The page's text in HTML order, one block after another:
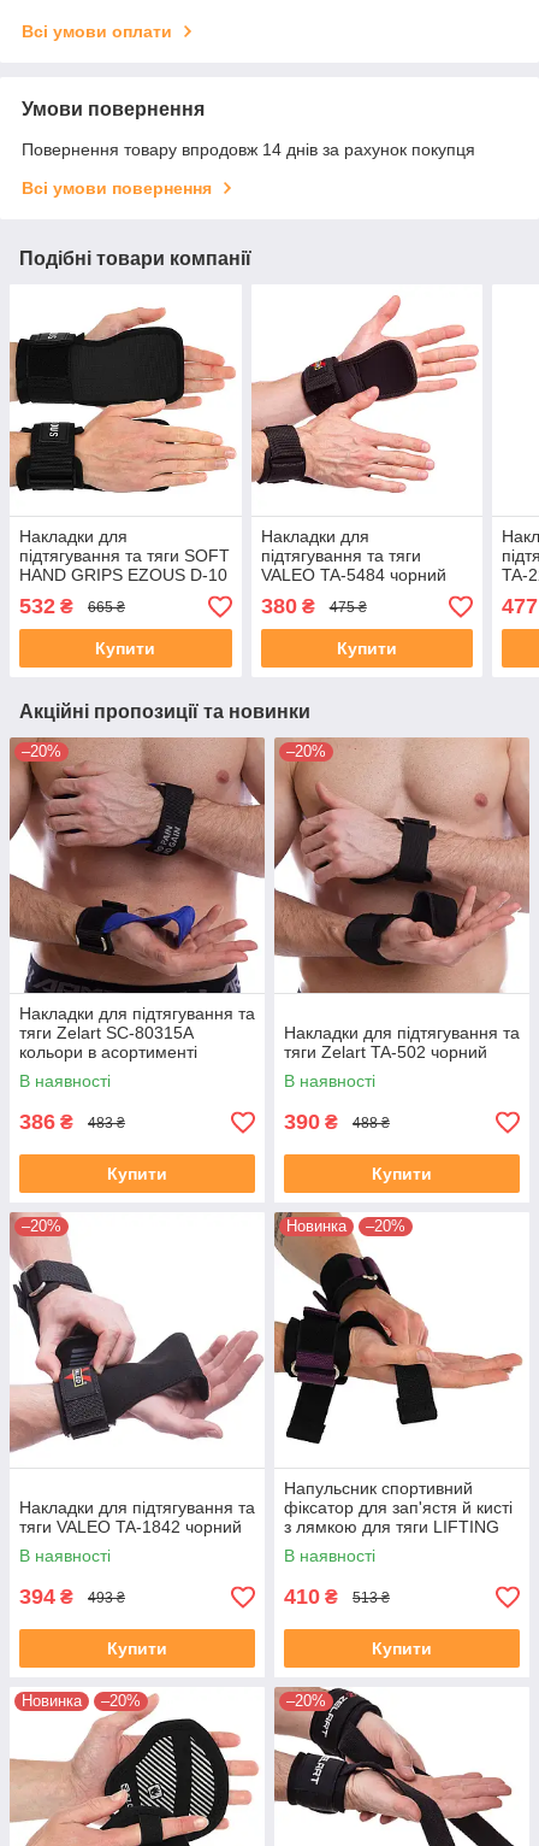
Всі умови оплати
Умови повернення
Повернення товару впродовж 14 днів за рахунок покупця
Всі умови повернення
Подібні товари компанії
Накладки для
підтягування та тяги SOFT
HAND GRIPS EZOUS D-10
2шт чорний
532 ₴ 665 ₴
Купити
Накладки для
підтягування та тяги
VALEO TA-5484 чорний
380₴ 475 ₴
Купити
TA-
477
Акційні пропозиції та новинки
–20%
Накладки для підтягування та
тяги Zelart SC-80315A
кольори в асортименті
В наявності
386 ₴ 483 ₴
Купити
–20%
Накладки для підтягування та
тяги Zelart TA-502 чорний
В наявності
390 ₴ 488 ₴
Купити
–20%
Накладки для підтягування та
тяги VALEO TA-1842 чорний
В наявності
394 ₴ 493 ₴
Купити
Новинка –20%
Напульсник спортивний
фіксатор для зап'ястя й кисті
з лямкою для тяги LIFTING
STRAP EZOUS B-10 2шт
чорний-фіолетовий
В наявності
410 ₴ 513 ₴
Купити
Новинка –20% –20%